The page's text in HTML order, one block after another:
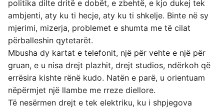
politika dilte dritë e dobët, e zbehtë, e kjo dukej tek
ambjenti, aty ku ti hecje, aty ku ti shkelje. Binte në sy
mjerimi, mizerja, problemet e shumta me të cilat
përballeshin qytetarët.
Mbusha dy kartat e telefonit, një për vehte e një për
gruan, e u nisa drejt plazhit, drejt studios, ndërkoh që
errësira kishte rënë kudo. Natën e parë, u orientuam
nëpërmjet një llambe me rreze diellore.
Të nesërmen drejt e tek elektriku, ku i shpjegova